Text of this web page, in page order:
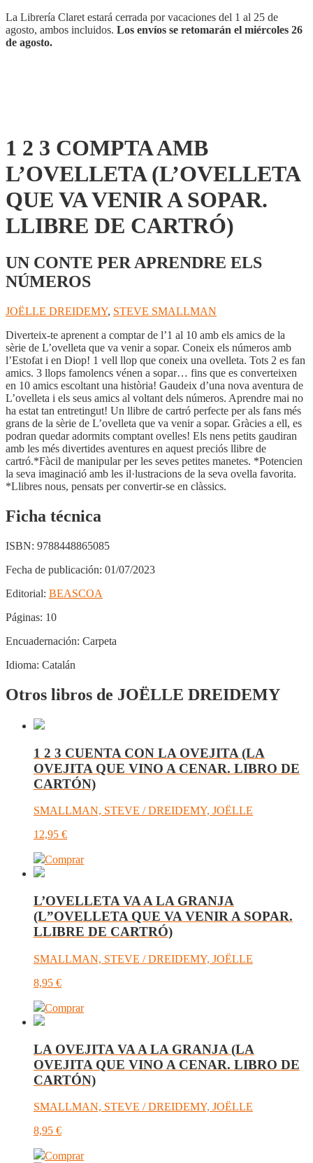
(L'OVELLETA
QUE
VA
La Librería Claret estará cerrada por vacaciones del 1 al 25 de
agosto, ambos incluidos. Los envíos se retomarán el miércoles 26
de agosto.
1 2 3 COMPTA AMB
L’OVELLETA (L’OVELLETA
QUE VA VENIR A SOPAR.
LLIBRE DE CARTRÓ)
UN CONTE PER APRENDRE ELS
NÚMEROS
JOËLLE DREIDEMY, STEVE SMALLMAN
Diverteix-te aprenent a comptar de l’1 al 10 amb els amics de la
sèrie de L’ovelleta que va venir a sopar. Coneix els números amb
l’Estofat i en Diop! 1 vell llop que coneix una ovelleta. Tots 2 es fan
amics. 3 llops famolencs vénen a sopar… fins que es converteixen
en 10 amics escoltant una història! Gaudeix d’una nova aventura de
L’ovelleta i els seus amics al voltant dels números. Aprendre mai no
ha estat tan entretingut! Un llibre de cartró perfecte per als fans més
grans de la sèrie de L’ovelleta que va venir a sopar. Gràcies a ell, es
podran quedar adormits comptant ovelles! Els nens petits gaudiran
amb les més divertides aventures en aquest preciós llibre de
cartró.*Fàcil de manipular per les seves petites manetes. *Potencien
la seva imaginació amb les il·lustracions de la seva ovella favorita.
*Llibres nous, pensats per convertir-se en clàssics.
Ficha técnica
ISBN: 9788448865085
Fecha de publicación: 01/07/2023
Editorial: BEASCOA
Páginas: 10
Encuadernación: Carpeta
Idioma: Catalán
Otros libros de JOËLLE DREIDEMY
1 2 3 CUENTA CON LA OVEJITA (LA
OVEJITA QUE VINO A CENAR. LIBRO DE
CARTÓN)
SMALLMAN, STEVE / DREIDEMY, JOËLLE
12,95 €
Comprar
L’OVELLETA VA A LA GRANJA
(L”OVELLETA QUE VA VENIR A SOPAR.
LLIBRE DE CARTRÓ)
SMALLMAN, STEVE / DREIDEMY, JOËLLE
8,95 €
Comprar
LA OVEJITA VA A LA GRANJA (LA
OVEJITA QUE VINO A CENAR. LIBRO DE
CARTÓN)
SMALLMAN, STEVE / DREIDEMY, JOËLLE
8,95 €
Comprar